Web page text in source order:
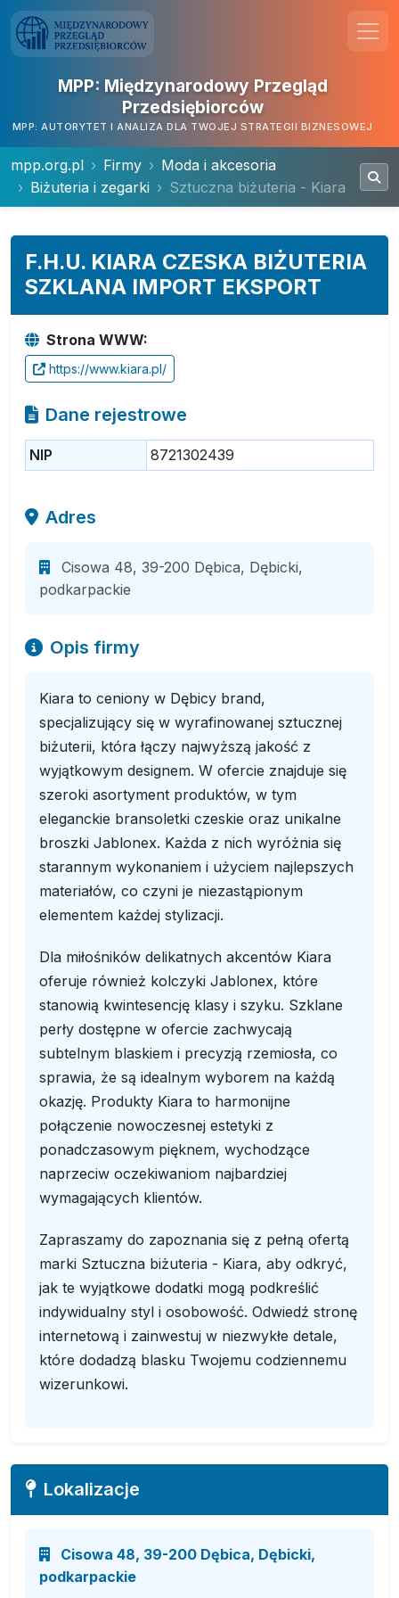
MPP: Międzynarodowy Przegląd
Przedsiębiorców
MPP: AUTORYTET I ANALIZA DLA TWOJEJ STRATEGII BIZNESOWEJ
mpp.org.pl Firmy
Moda i akcesoria
Biżuteria i zegarki
Sztuczna biżuteria - Kiara
F.H.U. KIARA CZESKA BIŻUTERIA
SZKLANA IMPORT EKSPORT
Strona WWW:
https://www.kiara.pl/
Dane rejestrowe
NIP 8721302439
Adres
Cisowa 48, 39-200 Dębica, Dębicki,
podkarpackie
Opis firmy
Kiara to ceniony w Dębicy brand,
specjalizujący się w wyrafinowanej sztucznej
biżuterii, która łączy najwyższą jakość z
wyjątkowym designem. W ofercie znajduje się
szeroki asortyment produktów, w tym
eleganckie bransoletki czeskie oraz unikalne
broszki Jablonex. Każda z nich wyróżnia się
starannym wykonaniem i użyciem najlepszych
materiałów, co czyni je niezastąpionym
elementem każdej stylizacji.
Dla miłośników delikatnych akcentów Kiara
oferuje również kolczyki Jablonex, które
stanowią kwintesencję klasy i szyku. Szklane
perły dostępne w ofercie zachwycają
subtelnym blaskiem i precyzją rzemiosła, co
sprawia, że są idealnym wyborem na każdą
okazję. Produkty Kiara to harmonijne
połączenie nowoczesnej estetyki z
ponadczasowym pięknem, wychodzące
naprzeciw oczekiwaniom najbardziej
wymagających klientów.
Zapraszamy do zapoznania się z pełną ofertą
marki Sztuczna biżuteria - Kiara, aby odkryć,
jak te wyjątkowe dodatki mogą podkreślić
indywidualny styl i osobowość. Odwiedź stronę
internetową i zainwestuj w niezwykłe detale,
które dodadzą blasku Twojemu codziennemu
wizerunkowi.
Lokalizacje
Cisowa 48, 39-200 Dębica, Dębicki,
podkarpackie